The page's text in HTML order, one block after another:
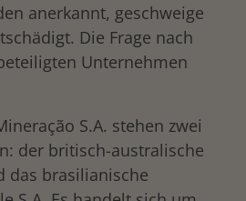
anerkannt, geschweige
Die Frage nach
Unternehmen
S.A. stehen zwei
der britisch-australische
das brasilianische